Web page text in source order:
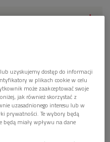

Karkowskim (Bita
uzyskujemy dostęp do informacji
w plikach cookie w celu
może zaakceptować swoje
jak również skorzystać z
uzasadnionego interesu lub w
prywatności. Te wybory będą
miały wpływu na dane